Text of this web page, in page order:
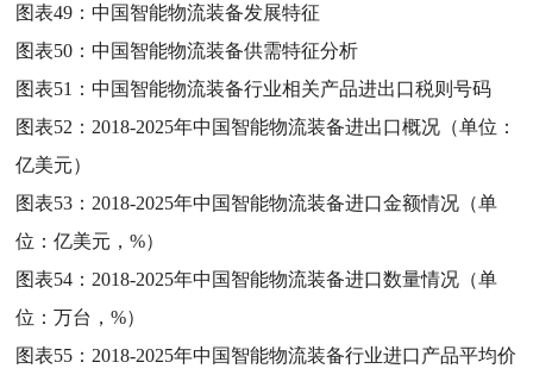
图表49：中国智能物流装备发展特征
图表50：中国智能物流装备供需特征分析
图表51：中国智能物流装备行业相关产品进出口税则号码
图表52： 2018-2025年中国智能物流装备进出口概况（单位：
亿美元）
图表53： 2018-2025年中国智能物流装备进口金额情况（单
位：亿美元，%）
图表54： 2018-2025年中国智能物流装备进口数量情况（单
位：万台，%）
图表55： 2018-2025年中国智能物流装备行业进口产品平均价